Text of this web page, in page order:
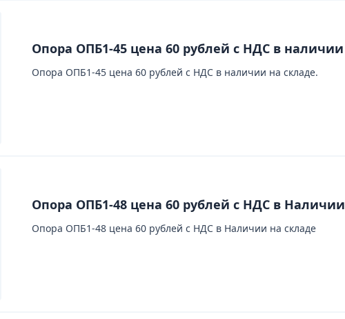
Опора ОПБ1-45 цена 60 рублей с НДС в наличии
Опора ОПБ1-45 цена 60 рублей с НДС в наличии на складе.
Опора ОПБ1-48 цена 60 рублей с НДС в Наличии
Опора ОПБ1-48 цена 60 рублей с НДС в Наличии на складе